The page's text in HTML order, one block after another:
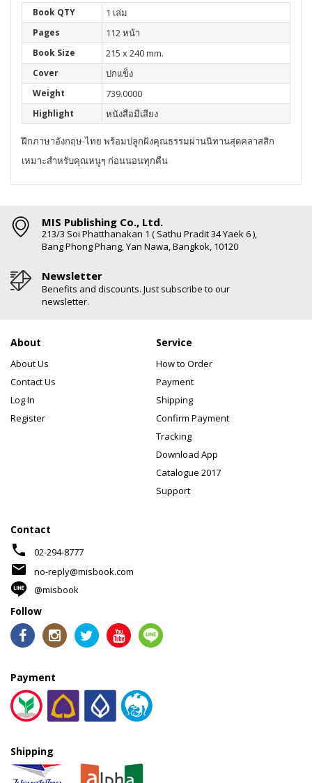
Book QTY 1 เล่ม
Pages 112 หน้า
Book Size 215 x 240 mm.
Cover ปกแข็ง
Weight 739.0000
Highlight หนังสือมีเสียง
ฝึกภาษาอังกฤษ-ไทย พร้อมปลูกฝังคุณธรรมผ่านนิทานสุดคลาสสิก
เหมาะสำหรับคุณหนูๆ ก่อนนอนทุกคืน
MIS Publishing Co., Ltd.
213/3 Soi Phatthanakan 1 ( Sathu Pradit 34 Yaek 6 ),
Bang Phong Phang, Yan Nawa, Bangkok, 10120
Newsletter
Benefits and discounts. Just subscribe to our
newsletter.
About
About Us
Contact Us
Log In
Register
Service
How to Order
Payment
Shipping
Confirm Payment
Tracking
Download App
Catalogue 2017
Support
Contact
phone 02-294-8777
mail
no-reply@misbook.com
@misbook
Follow
Payment
Shipping